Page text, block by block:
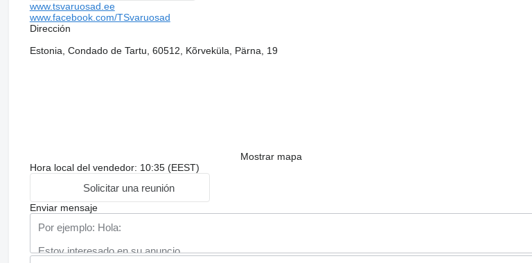
www.tsvaruosad.ee
www.facebook.com/TSvaruosad
Dirección
Estonia, Condado de Tartu, 60512, Kõrveküla, Pärna, 19
Mostrar mapa
Hora local del vendedor: 10:35 (EEST)
Solicitar una reunión
Enviar mensaje